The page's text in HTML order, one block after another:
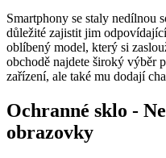
Smartphony se staly nedílnou
důležité zajistit jim
oblíbený model, který si
obchodě najdete široký výběr
zařízení, ale také mu dodají
Ochranné sklo -
obrazovky